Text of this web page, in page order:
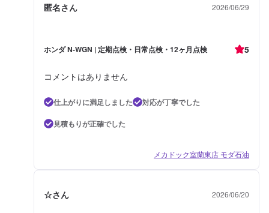
匿名さん 2026/06/29
ホンダ N-WGN | 定期点検・日常点検・12ヶ月点検 5
コメントはありません
仕上がりに満足しました
対応が丁寧でした
見積もりが正確でした
メカドック室蘭東店 モダ石油
☆さん 2026/06/20